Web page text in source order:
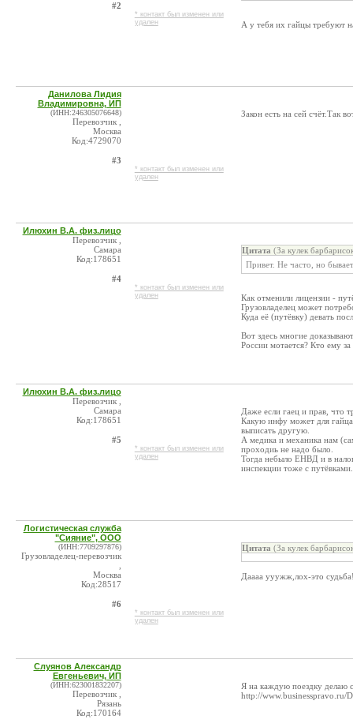
#2
* контакт был изменен или
удален
А у тебя их гайцы требуют
Данилова Лидия
Владимировна, ИП
(ИНН:246305076648)
Перевозчик ,
Москва
Код:4729070
#3
* контакт был изменен или
удален
Закон есть на сей счёт.Так
Илюхин В.А. физ.лицо
Перевозчик ,
Самара
Код:178651
#4
* контакт был изменен или
удален
Цитата (За кулек
Привет. Не часто, но
Как отменили лицензии -
Грузовладелец может
Куда её (путёвку) девать
Вот здесь многие
России мотается? Кто ему
Илюхин В.А. физ.лицо
Перевозчик ,
Самара
Код:178651
#5
* контакт был изменен или
удален
Даже если гаец и прав, что
Какую инфу может для
выписать другую.
А медика и механика нам
проходиь не надо было.
Тогда небыло ЕНВД и в
инспекции тоже с путёвками.
Логистическая служба
"Сияние", ООО
(ИНН:7709297876)
Грузовладелец-перевозчик
Москва
Код:28517
#6
* контакт был изменен или
удален
Цитата (За кулек
Даааа ууужж,лох-это
Слуянов Александр
Евгеньевич, ИП
(ИНН:623001832207)
Перевозчик ,
Рязань
Код:170164
Я на каждую поездку делаю
http://www.businesspravo.ru/